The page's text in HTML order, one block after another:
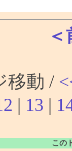
移動 /
| 13 |
この